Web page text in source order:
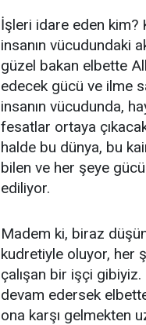
İşleri idare eden kim?
insanın vücudundaki
güzel bakan elbette
edecek gücü ve ilme
insanın vücudunda,
fesatlar ortaya
halde bu dünya, bu
bilen ve her şeye
ediliyor.
Madem ki, biraz
kudretiyle oluyor, her
çalışan bir işçi
devam edersek
ona karşı gelmekten